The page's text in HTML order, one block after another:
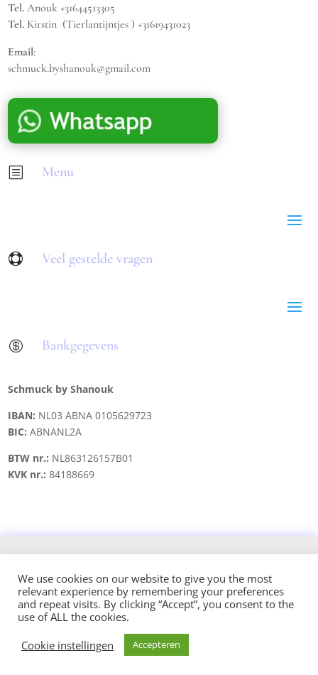
Tel. Anouk +31644513305
Tel. Kirstin (Tierlantijntjes ) +31619431023
Email:
schmuck.byshanouk@gmail.com
b Menu
 Veel gestelde vragen
 Bankgegevens
Schmuck by Shanouk
IBAN: NL03 ABNA 0105629723
BIC: ABNANL2A
BTW nr.: NL863126157B01
KVK nr.:84188669
Design and hosted by:
We use cookies on our website to give you the most
relevant experience by remembering your preferences
and repeat visits. By clicking “Accept”, you consent to the
use of ALL the cookies.
Cookie instellingen
Accepteren